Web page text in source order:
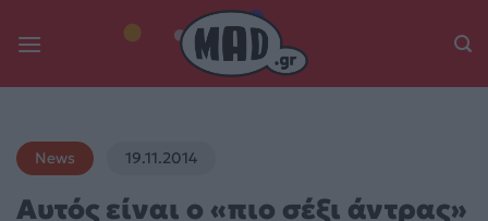
News 19.11.2014
Αυτός είναι ο «πιο σέξι άντρας»